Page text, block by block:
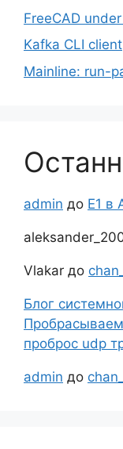
FreeCAD under
Kafka CLI client
Mainline: run-
admin до Е1 в
Vlakar до
Блог
проброс udp
admin до